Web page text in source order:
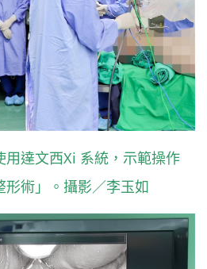
達文西Xi 系統，示範操作
形術」。攝影／李玉如